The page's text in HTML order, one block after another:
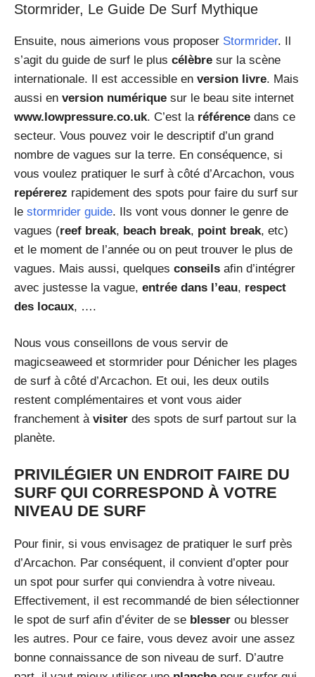
Stormrider, Le Guide De Surf Mythique
Ensuite, nous aimerions vous proposer Stormrider. Il
s’agit du guide de surf le plus célèbre sur la scène
internationale. Il est accessible en version livre. Mais
aussi en version numérique sur le beau site internet
www.lowpressure.co.uk. C’est la référence dans ce
secteur. Vous pouvez voir le descriptif d’un grand
nombre de vagues sur la terre. En conséquence, si
vous voulez pratiquer le surf à côté d’Arcachon, vous
repérerez rapidement des spots pour faire du surf sur
le stormrider guide. Ils vont vous donner le genre de
vagues (reef break, beach break, point break, etc)
et le moment de l’année ou on peut trouver le plus de
vagues. Mais aussi, quelques conseils afin d’intégrer
avec justesse la vague, entrée dans l’eau, respect
des locaux, ….
Nous vous conseillons de vous servir de
magicseaweed et stormrider pour Dénicher les plages
de surf à côté d’Arcachon. Et oui, les deux outils
restent complémentaires et vont vous aider
franchement à visiter des spots de surf partout sur la
planète.
PRIVILÉGIER UN ENDROIT FAIRE DU
SURF QUI CORRESPOND À VOTRE
NIVEAU DE SURF
Pour finir, si vous envisagez de pratiquer le surf près
d’Arcachon. Par conséquent, il convient d’opter pour
un spot pour surfer qui conviendra à votre niveau.
Effectivement, il est recommandé de bien sélectionner
le spot de surf afin d’éviter de se blesser ou blesser
les autres. Pour ce faire, vous devez avoir une assez
bonne connaissance de son niveau de surf. D’autre